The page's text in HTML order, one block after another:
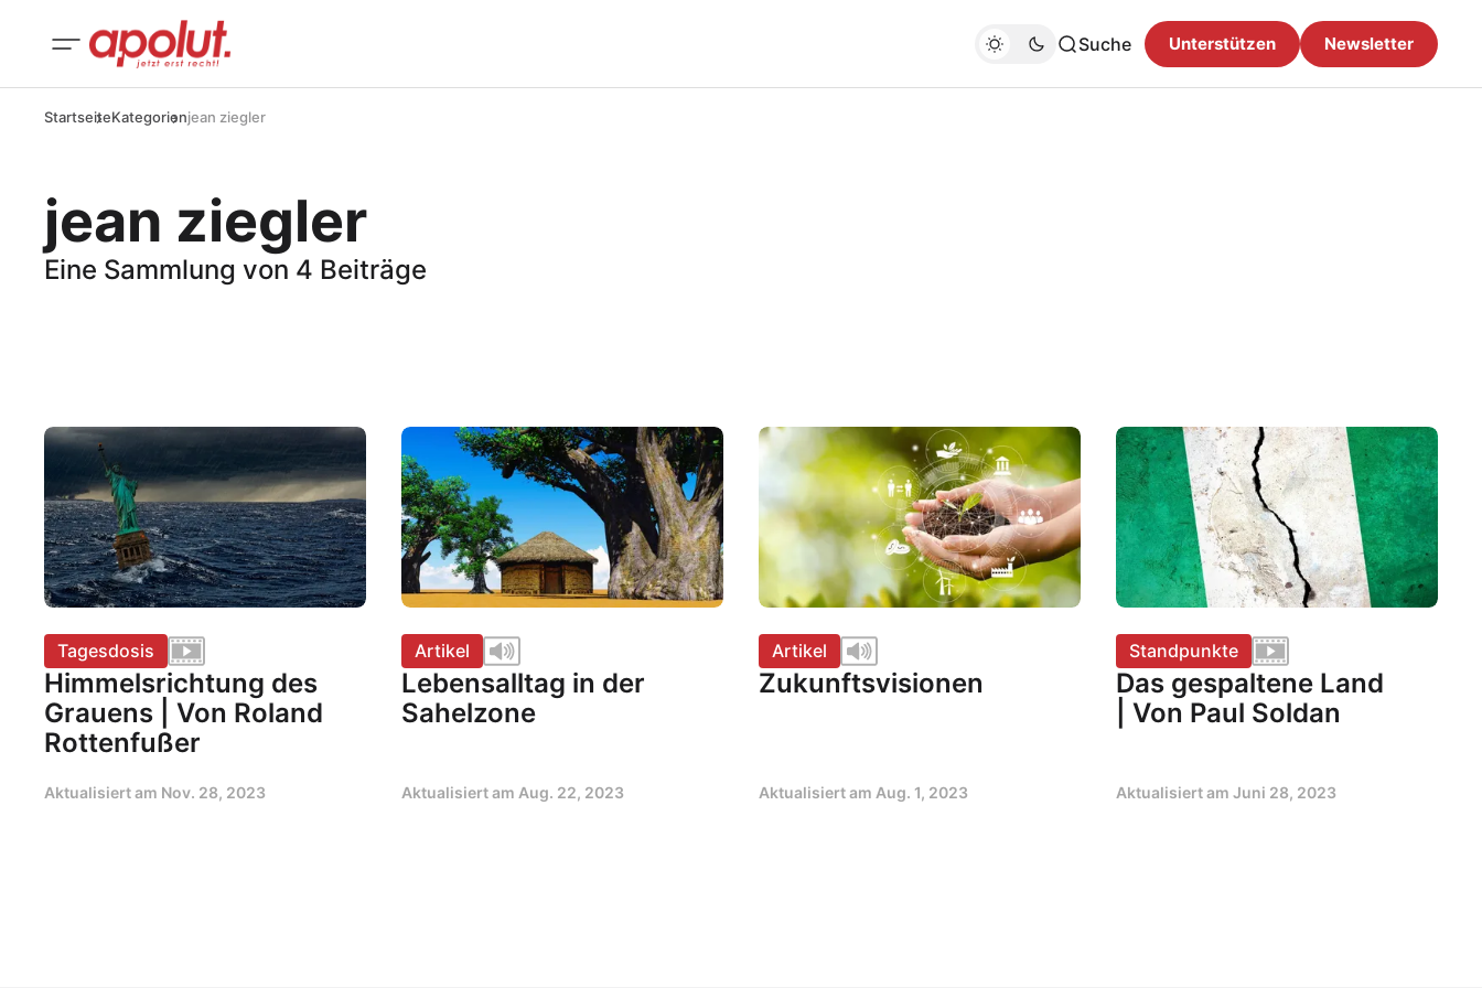
Suche Unterstützen Newsletter
StartseiteKategorienjean ziegler
jean ziegler
Eine Sammlung von 4 Beiträge
Tagesdosis
Himmelsrichtung des
Grauens | Von Roland
Rottenfußer
Aktualisiert am Nov. 28, 2023
Artikel
Lebensalltag in der
Sahelzone
Aktualisiert am Aug. 22, 2023
Artikel
Zukunftsvisionen
Aktualisiert am Aug. 1, 2023
Standpunkte
Das gespaltene Land
| Von Paul Soldan
Aktualisiert am Juni 28, 2023